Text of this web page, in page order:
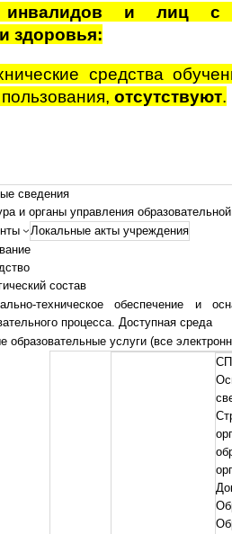
инвалидов и лиц с
здоровья:
средства
отсутствуют.
сведения
и органы управления
Локальные акты учреждения
состав
техническое обеспечение и
процесса. Доступная среда
образовательные услуги (все
СП